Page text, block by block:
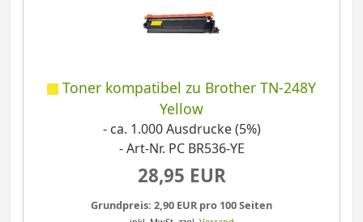
Toner kompatibel zu Brother TN-248Y
Yellow
- ca. 1.000 Ausdrucke (5%)
- Art-Nr. PC BR536-YE
28,95 EUR
Grundpreis: 2,90 EUR pro 100 Seiten